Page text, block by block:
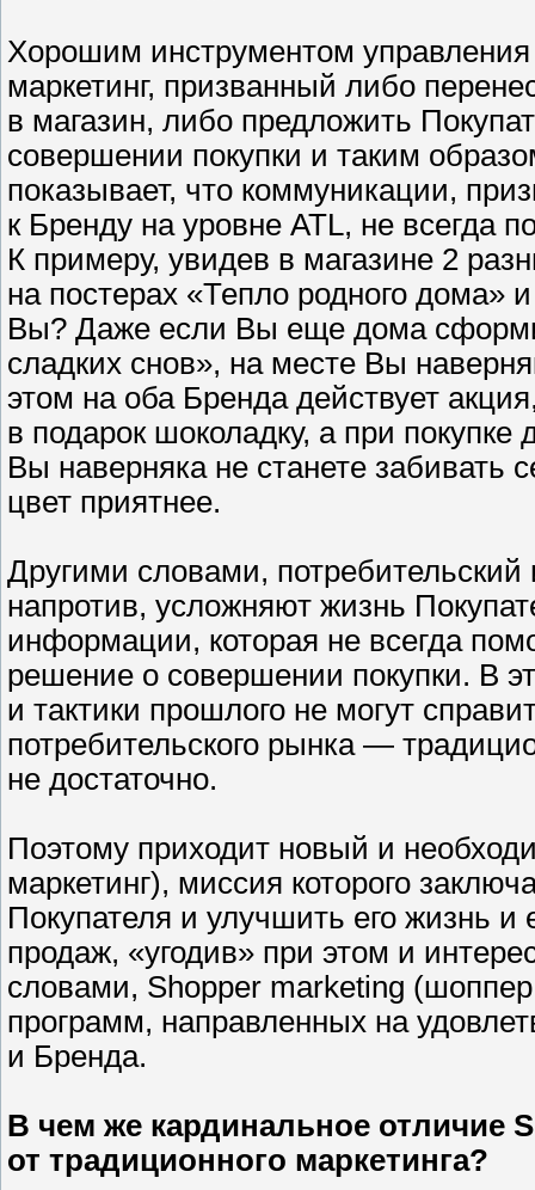
Хорошим инструментом
маркетинг, призванный либо
в магазин, либо предложить
совершении покупки и таким
показывает, что коммуникации,
к Бренду на уровне ATL, не всегда
К примеру, увидев в магазине 2
на постерах «Тепло родного дома»
Вы? Даже если Вы еще дома
сладких снов», на месте Вы
этом на оба Бренда действует
в подарок шоколадку, а при
Вы наверняка не станете забивать
цвет приятнее.
Другими словами, потребительский
напротив, усложняют жизнь
информации, которая не всегда
решение о совершении покупки. В
и тактики прошлого не могут
потребительского рынка —
не достаточно.
Поэтому приходит новый и
маркетинг), миссия которого
Покупателя и улучшить его жизнь и
продаж, «угодив» при этом и
словами, Shopper marketing (шоппер
программ, направленных на
и Бренда.
В чем же кардинальное отличие
от традиционного маркетинга?